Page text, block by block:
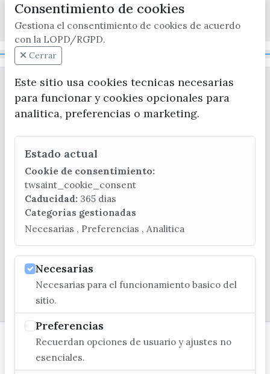
x / twitter facebook youtube instagram
CONTACTA CON LA OFICINA DE TURISMO
(+34) 952 541 104
turismo@velezmalaga.es
C/ Poniente, 2. CP 29740 - Torre del Mar
Consentimiento de cookies
Gestiona el consentimiento de cookies de acuerdo
con la LOPD/RGPD.
Cerrar
Este sitio usa cookies tecnicas necesarias
para funcionar y cookies opcionales para
analitica, preferencias o marketing.
Estado actual
Cookie de consentimiento:
twsaint_cookie_consent
Caducidad: 365 dias
Categorias gestionadas
Necesarias , Preferencias , Analitica
Necesarias
Necesarias para el funcionamiento basico del
sitio.
Preferencias
Recuerdan opciones de usuario y ajustes no
esenciales.